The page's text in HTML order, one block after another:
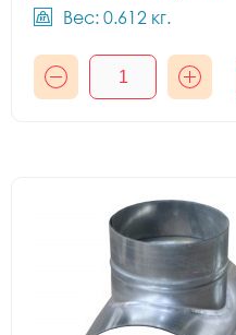
Вес: 0.612 кг.